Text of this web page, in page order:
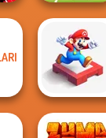
Soccer Random